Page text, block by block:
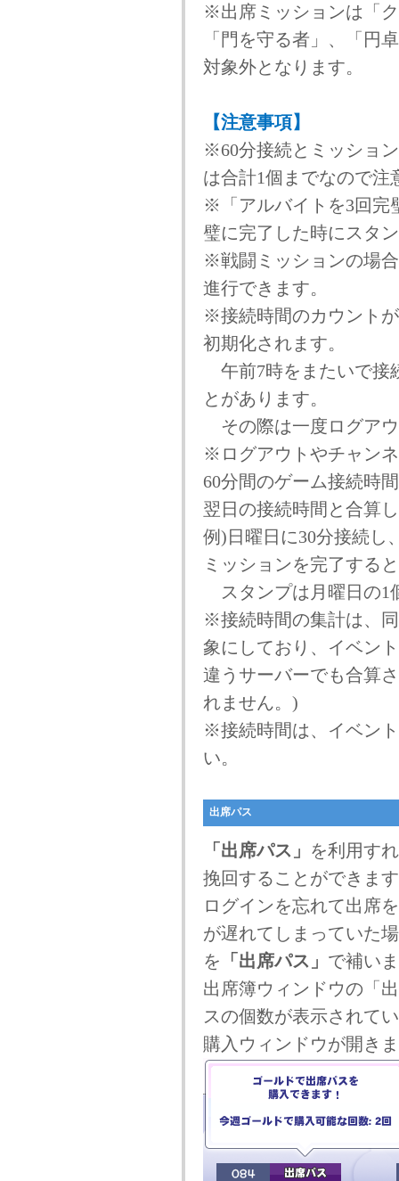
※出席ミッションは「
「門を守る者」、「円
対象外となります。
【注意事項】
※60分接続とミッショ
は合計1個までなので注
※「アルバイトを3回完
璧に完了した時にスタ
※戦闘ミッションの場
進行できます。
※接続時間のカウント
初期化されます。
午前7時をまたいで接
とがあります。
その際は一度ログア
※ログアウトやチャン
60分間のゲーム接続時
翌日の接続時間と合算
例)日曜日に30分接続し
ミッションを完了する
スタンプは月曜日の1
※接続時間の集計は、
象にしており、イベン
違うサーバーでも合算
れません。)
※接続時間は、イベン
い。
出席パス
「出席パス」
を利用す
挽回することができま
ログインを忘れて出席
が遅れてしまっていた
を 「出席パス」 で補い
出席簿ウィンドウの「
スの個数が表示されて
購入ウィンドウが開き